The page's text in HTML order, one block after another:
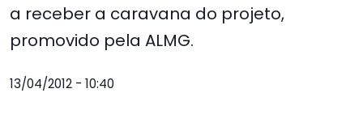
a receber a caravana do projeto,
promovido pela ALMG.
13/04/2012 - 10:40